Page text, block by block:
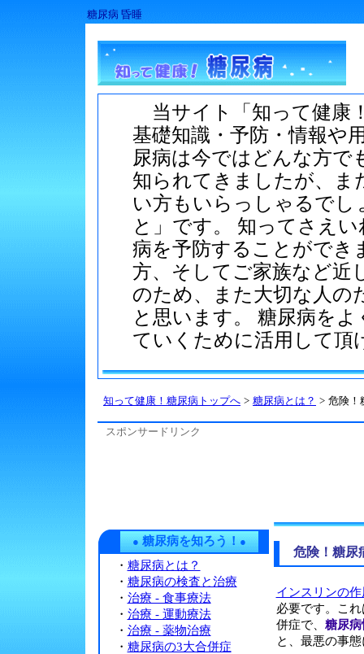
糖尿病 昏睡
当サイト「知って健康
基礎知識・予防・情報や
尿病は今ではどんな方で
知られてきましたが、ま
い方もいらっしゃるでし
と」です。 知ってさえ
病を予防することができ
方、そしてご家族など近
のため、また大切な人の
と思います。 糖尿病を
ていくために活用して頂
知って健康！糖尿病トップへ > 糖尿病とは？ > 危険！
スポンサードリンク
危険！糖尿
インスリンの
必要です。こ
併症で、 糖尿
と、最悪の事
●糖尿病を知ろう！●
・ 糖尿病とは？
・ 糖尿病の検査と治療
・ 治療 - 食事療法
・ 治療 - 運動療法
・ 治療 - 薬物治療
・ 糖尿病の3大合併症